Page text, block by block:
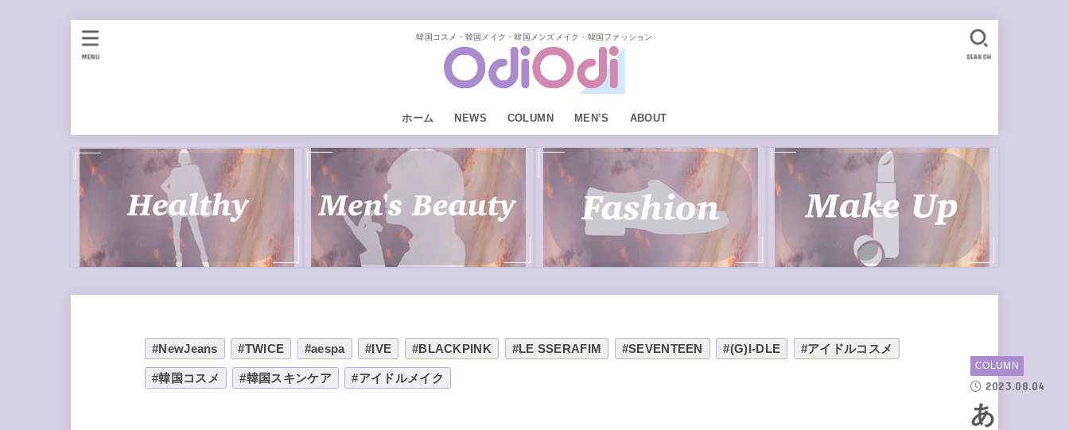
韓国コスメ・韓国メイク・韓国メンズメイク・韓国ファッション
ホーム NEWS COLUMN MEN’S ABOUT
SEARCH
MENU
#NewJeans #TWICE #aespa #IVE #BLACKPINK #LE SSERAFIM #SEVENTEEN #(G)I-DLE #アイドルコスメ
#韓国コスメ #韓国スキンケア #アイドルメイク
COLUMN
2023.08.04
あ